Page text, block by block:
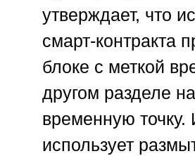
утверждает, что
смарт-контракта
блоке с меткой
другом разделе
временную точку.
использует